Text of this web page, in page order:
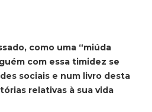
como uma “miúda
com essa timidez se
sociais e num livro desta
relativas à sua vida